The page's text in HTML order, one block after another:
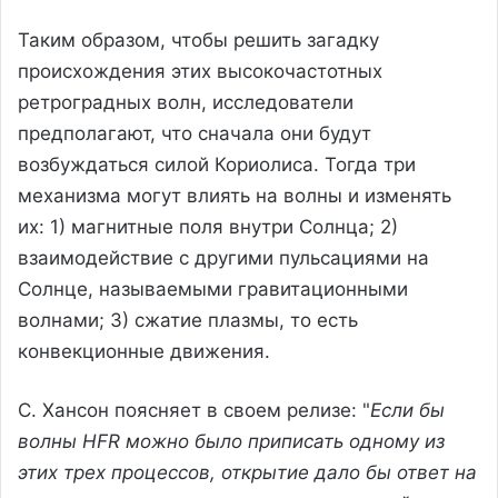
Таким образом, чтобы решить загадку
происхождения этих высокочастотных
ретроградных волн, исследователи
предполагают, что сначала они будут
возбуждаться силой Кориолиса. Тогда три
механизма могут влиять на волны и изменять
их: 1) магнитные поля внутри Солнца; 2)
взаимодействие с другими пульсациями на
Солнце, называемыми гравитационными
волнами; 3) сжатие плазмы, то есть
конвекционные движения.
C. Хансон поясняет в своем релизе: "Если бы
волны HFR можно было приписать одному из
этих трех процессов, открытие дало бы ответ на